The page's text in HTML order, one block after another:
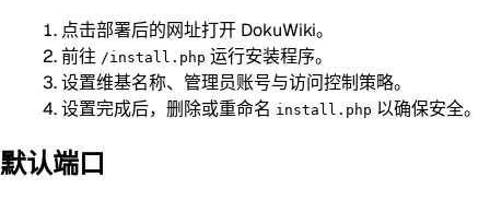
点击部署后的网址打开 DokuWiki。
前往 /install.php 运行安装程序。
设置维基名称、管理员账号与访问控制策略。
设置完成后，删除或重命名 install.php 以确保安全。
默认端口